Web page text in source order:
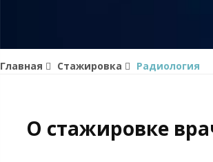
Главная Стажировка Радиология
О стажировке